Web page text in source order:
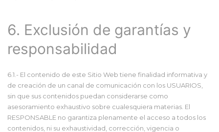
6. Exclusión de garantías y
responsabilidad
6.1.- El contenido de este Sitio Web tiene finalidad informativa y
de creación de un canal de comunicación con los USUARIOS,
sin que sus contenidos puedan considerarse como
asesoramiento exhaustivo sobre cualesquiera materias. El
RESPONSABLE no garantiza plenamente el acceso a todos los
contenidos, ni su exhaustividad, corrección, vigencia o